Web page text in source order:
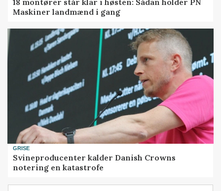
Maskiner landmænd i gang
GRISE
Svineproducenter kalder Danish Crowns
notering en katastrofe